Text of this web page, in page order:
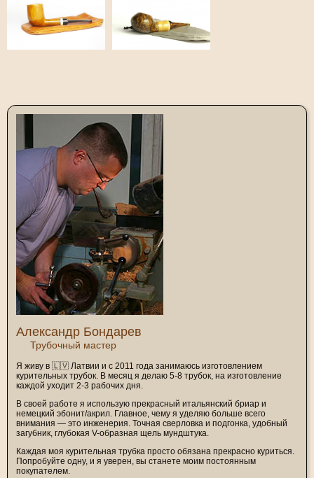
Александр Бондарев
Трубочный мастер
Я живу в 🇱🇻 Латвии и с 2011 года занимаюсь изготовлением
курительных трубок. В месяц я делаю 5-8 трубок, на изготовление
каждой уходит 2-3 рабочих дня.
В своей работе я использую прекрасный итальянский бриар и
немецкий эбонит/акрил. Главное, чему я уделяю больше всего
внимания — это инженерия. Точная сверловка и подгонка, удобный
загубник, глубокая V-образная щель мундштука.
Каждая моя курительная трубка просто обязана прекрасно куриться.
Попробуйте одну, и я уверен, вы станете моим постоянным
покупателем.